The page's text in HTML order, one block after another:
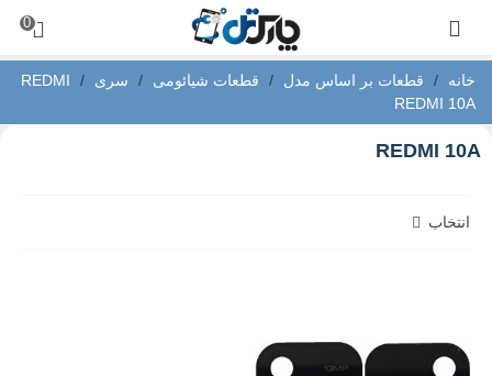
0
خانه / قطعات بر اساس مدل / قطعات شیائومی / سری REDMI
/
REDMI 10A
REDMI 10A
انتخاب